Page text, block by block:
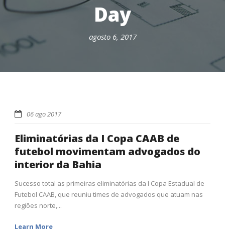
Day
agosto 6, 2017
06 ago 2017
Eliminatórias da I Copa CAAB de
futebol movimentam advogados do
interior da Bahia
Sucesso total as primeiras eliminatórias da I Copa Estadual de
Futebol CAAB, que reuniu times de advogados que atuam nas
regiões norte,...
Learn More